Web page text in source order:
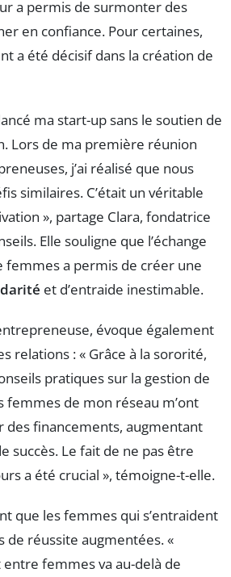
a permis de surmonter des
en confiance. Pour certaines,
a été décisif dans la création de
ma start-up sans le soutien de
Lors de ma première réunion
j’ai réalisé que nous
similaires. C’était un véritable
», partage Clara, fondatrice
Elle souligne que l’échange
femmes a permis de créer une
et d’entraide inestimable.
évoque également
relations : « Grâce à la sororité,
pratiques sur la gestion de
femmes de mon réseau m’ont
des financements, augmentant
succès. Le fait de ne pas être
a été crucial », témoigne-t-elle.
que les femmes qui s’entraident
de réussite augmentées. «
entre femmes va au-delà de